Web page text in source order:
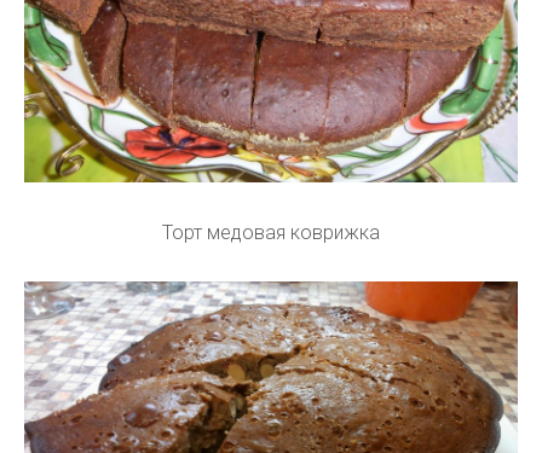
Торт медовая коврижка